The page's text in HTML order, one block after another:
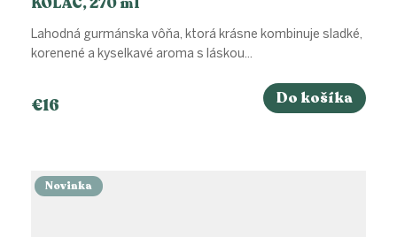
€16 Do košíka
Lahodná gurmánska vôňa, ktorá krásne kombinuje sladké,
korenené a kyselkavé aroma s láskou...
Novinka